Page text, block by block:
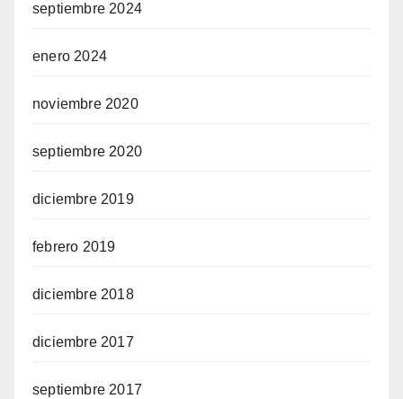
septiembre 2024
enero 2024
noviembre 2020
septiembre 2020
diciembre 2019
febrero 2019
diciembre 2018
diciembre 2017
septiembre 2017